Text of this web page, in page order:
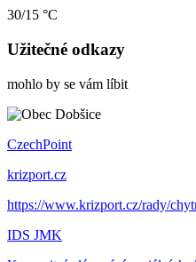
30/15 °C
Užitečné odkazy
mohlo by se vám líbit
CzechPoint
krizport.cz
https://www.krizport.cz/rady/
IDS JMK